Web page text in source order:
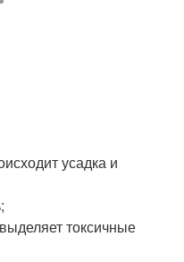
усадка и
токсичные